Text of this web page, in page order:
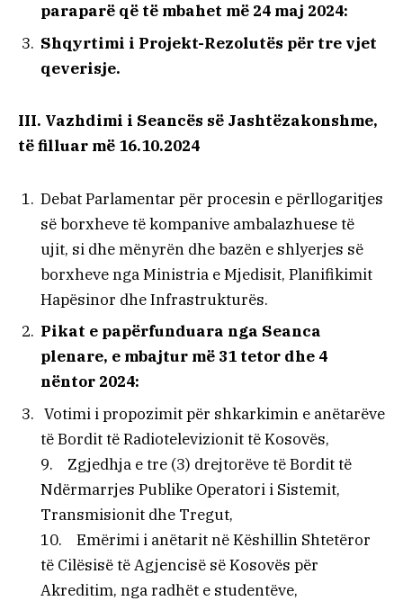
paraparë që të mbahet më 24 maj 2024:
Shqyrtimi i Projekt-Rezolutës për tre vjet
qeverisje.
III. Vazhdimi i Seancës së Jashtëzakonshme,
të filluar më 16.10.2024
Debat Parlamentar për procesin e përllogaritjes
së borxheve të kompanive ambalazhuese të
ujit, si dhe mënyrën dhe bazën e shlyerjes së
borxheve nga Ministria e Mjedisit, Planifikimit
Hapësinor dhe Infrastrukturës.
Pikat e papërfunduara nga Seanca
plenare, e mbajtur më 31 tetor dhe 4
nëntor 2024:
Votimi i propozimit për shkarkimin e anëtarëve
të Bordit të Radiotelevizionit të Kosovës,
9. Zgjedhja e tre (3) drejtorëve të Bordit të
Ndërmarrjes Publike Operatori i Sistemit,
Transmisionit dhe Tregut,
10. Emërimi i anëtarit në Këshillin Shtetëror
të Cilësisë të Agjencisë së Kosovës për
Akreditim, nga radhët e studentëve,